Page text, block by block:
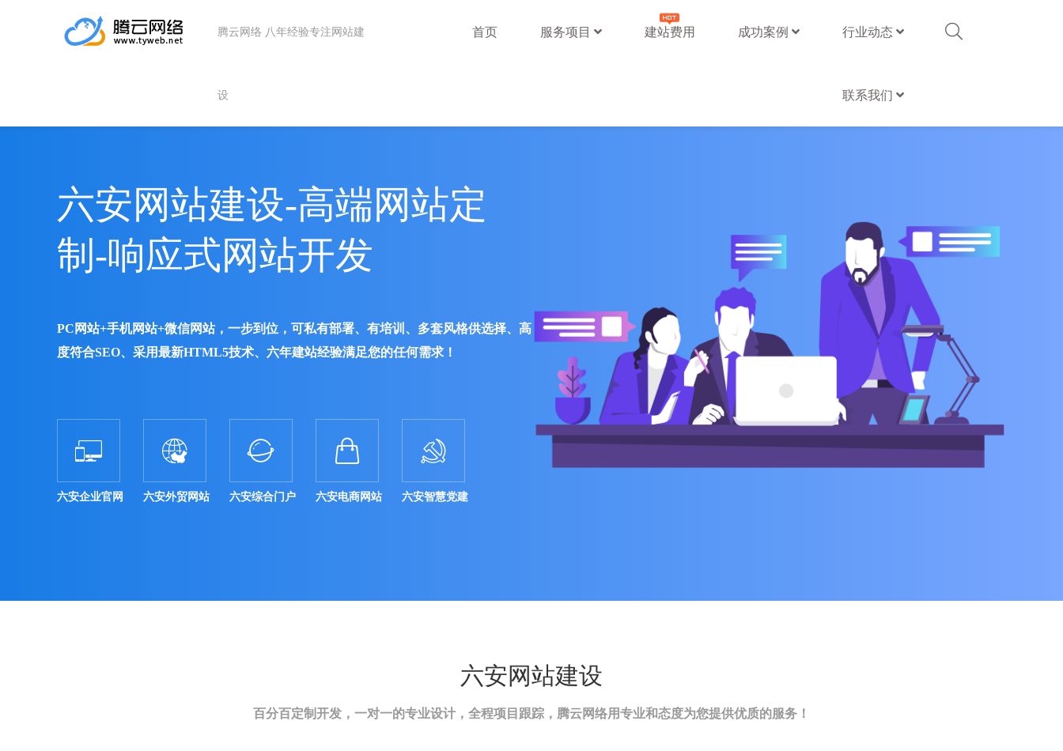
腾云网络 八年经验专注网站建
设
首页 服务项目 建站费用 成功案例 行业动态
联系我们
六安网站建设-高端网站定
制-响应式网站开发
PC网站+手机网站+微信网站，一步到位，可私有部署、有培训、多套风格供选择、高
度符合SEO、采用最新HTML5技术、六年建站经验满足您的任何需求！

六安企业官网

六安外贸网站

六安综合门户

六安电商网站

六安智慧党建
六安网站建设
百分百定制开发，一对一的专业设计，全程项目跟踪，腾云网络用专业和态度为您提供优质的服务！